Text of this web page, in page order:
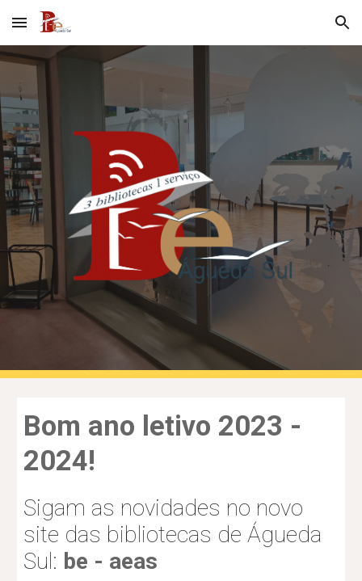
Skip to main content Skip to navigation
Bom ano letivo 2023 -
2024!
Sigam as novidades no novo
site das bibliotecas de Águeda
Sul: be - aeas